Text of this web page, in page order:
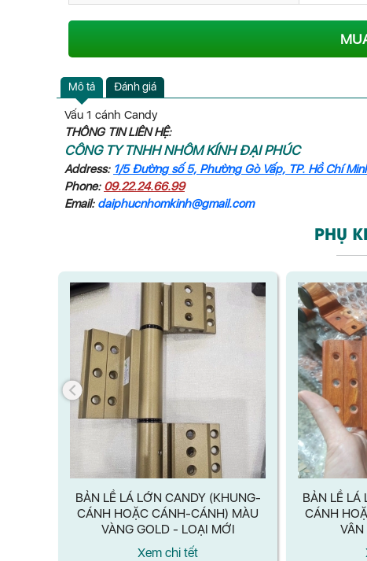
Mô tả Đánh giá
Vấu 1 cánh Candy
THÔNG TIN LIÊN HỆ:
CÔNG TY TNHH NHÔM KÍNH ĐẠI PHÚC
Address: 1/5 Đường số 5, Phường Gò Vấp, TP. Hồ Chí
Phone: 09.22.24.66.99
Email: daiphucnhomkinh@gmail.com
PHỤ
BẢN LỀ LÁ LỚN CANDY (KHUNG-
CÁNH HOẶC CÁNH-CÁNH) MÀU
VÀNG GOLD - LOẠI MỚI
Xem chi tết
BẢN LỀ LÁ
CÁNH